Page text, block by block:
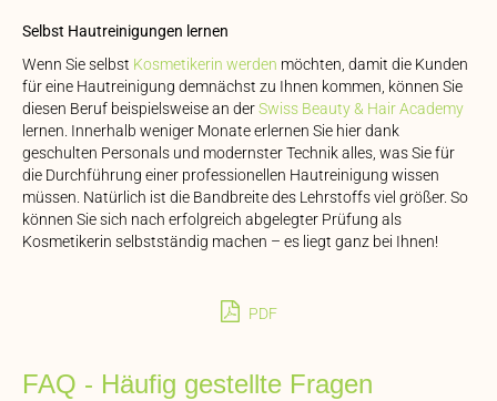
Selbst Hautreinigungen lernen
Wenn Sie selbst Kosmetikerin werden möchten, damit die Kunden
für eine Hautreinigung demnächst zu Ihnen kommen, können Sie
diesen Beruf beispielsweise an derSwiss Beauty & Hair Academy
lernen. Innerhalb weniger Monate erlernen Sie hier dank
geschulten Personals und modernster Technik alles, was Sie für
die Durchführung einer professionellen Hautreinigung wissen
müssen. Natürlich ist die Bandbreite des Lehrstoffs viel größer. So
können Sie sich nach erfolgreich abgelegter Prüfung als
Kosmetikerin selbstständig machen – es liegt ganz bei Ihnen!
PDF
FAQ - Häufig gestellte Fragen